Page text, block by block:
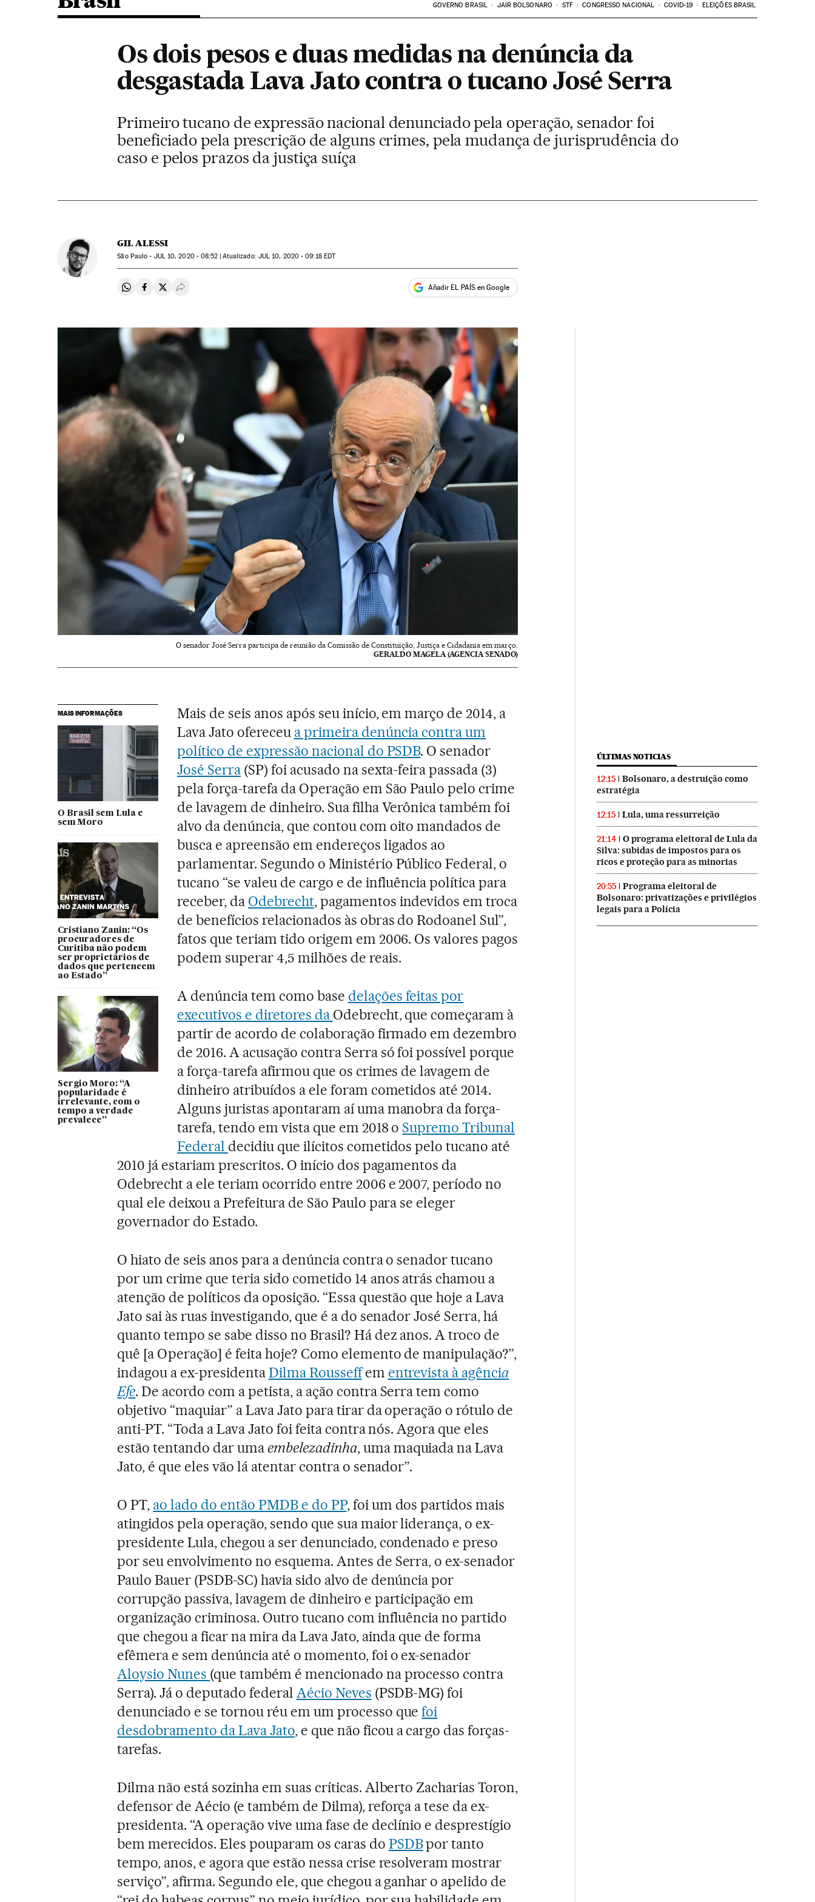
GOVERNO BRASIL JAIR BOLSONARO STF CONGRESSO NACIONAL COVID-19 ELEIÇÕES BRASIL
Os dois pesos e duas medidas na denúncia da
desgastada Lava Jato contra o tucano José Serra
Primeiro tucano de expressão nacional denunciado pela operação, senador foi
beneficiado pela prescrição de alguns crimes, pela mudança de jurisprudência do
caso e pelos prazos da justiça suíça
GIL ALESSI
São Paulo - JUL10, 2020 - 08:52 atualizado: JUL 10, 2020 - 09:18EDT
Compartir en Whatsapp
Compartir en Facebook
Compartir en Twitter
Desplegar Redes Sociales Añadir EL PAÍS en Google
O senador José Serra participa de reunião da Comissão de Constituição, Justiça e Cidadania em março.
GERALDO MAGELA (AGENCIA SENADO)
MAIS INFORMAÇÕES
O Brasil sem Lula e
sem Moro
Cristiano Zanin: “Os
procuradores de
Curitiba não podem
ser proprietários de
dados que pertencem
ao Estado”
Sergio Moro: “A
popularidade é
irrelevante, com o
tempo a verdade
prevalece”
Mais de seis anos após seu início, em março de 2014, a
Lava Jato ofereceu a primeira denúncia contra um
político de expressão nacional do PSDB. O senador
José Serra(SP) foi acusado na sexta-feira passada (3)
pela força-tarefa da Operação em São Paulo pelo crime
de lavagem de dinheiro. Sua filha Verônica também foi
alvo da denúncia, que contou com oito mandados de
busca e apreensão em endereços ligados ao
parlamentar. Segundo o Ministério Público Federal, o
tucano “se valeu de cargo e de influência política para
receber, da Odebrecht, pagamentos indevidos em troca
de benefícios relacionados às obras do Rodoanel Sul”,
fatos que teriam tido origem em 2006. Os valores pagos
podem superar 4,5 milhões de reais.
A denúncia tem como base delações feitas por
executivos e diretores da Odebrecht, que começaram à
partir de acordo de colaboração firmado em dezembro
de 2016. A acusação contra Serra só foi possível porque
a força-tarefa afirmou que os crimes de lavagem de
dinheiro atribuídos a ele foram cometidos até 2014.
Alguns juristas apontaram aí uma manobra da força-
tarefa, tendo em vista que em 2018 o Supremo Tribunal
Federal decidiu que ilícitos cometidos pelo tucano até
2010 já estariam prescritos. O início dos pagamentos da
Odebrecht a ele teriam ocorrido entre 2006 e 2007, período no
qual ele deixou a Prefeitura de São Paulo para se eleger
governador do Estado.
O hiato de seis anos para a denúncia contra o senador tucano
por um crime que teria sido cometido 14 anos atrás chamou a
atenção de políticos da oposição. “Essa questão que hoje a Lava
Jato sai às ruas investigando, que é a do senador José Serra, há
quanto tempo se sabe disso no Brasil? Há dez anos. A troco de
quê [a Operação] é feita hoje? Como elemento de manipulação?”,
indagou a ex-presidentaDilma Rousseffem entrevista à agência
Efe. De acordo com a petista, a ação contra Serra tem como
objetivo “maquiar” a Lava Jato para tirar da operação o rótulo de
anti-PT. “Toda a Lava Jato foi feita contra nós. Agora que eles
estão tentando dar uma embelezadinha, uma maquiada na Lava
Jato, é que eles vão lá atentar contra o senador”.
O PT, ao lado do então PMDB e do PP, foi um dos partidos mais
atingidos pela operação, sendo que sua maior liderança, o ex-
presidente Lula, chegou a ser denunciado, condenado e preso
por seu envolvimento no esquema. Antes de Serra, o ex-senador
Paulo Bauer (PSDB-SC) havia sido alvo de denúncia por
corrupção passiva, lavagem de dinheiro e participação em
organização criminosa. Outro tucano com influência no partido
que chegou a ficar na mira da Lava Jato, ainda que de forma
efêmera e sem denúncia até o momento, foi o ex-senador
Aloysio Nunes (que também é mencionado na processo contra
Serra). Já o deputado federal Aécio Neves (PSDB-MG) foi
denunciado e se tornou réu em um processo quefoi
desdobramento da Lava Jato, e que não ficou a cargo das forças-
tarefas.
Dilma não está sozinha em suas críticas. Alberto Zacharias Toron,
defensor de Aécio (e também de Dilma), reforça a tese da ex-
presidenta. “A operação vive uma fase de declínio e desprestígio
bem merecidos. Eles pouparam os caras do PSDBpor tanto
tempo, anos, e agora que estão nessa crise resolveram mostrar
serviço”, afirma. Segundo ele, que chegou a ganhar o apelido de
ÚLTIMAS NOTICIAS
12:15
Bolsonaro, a destruição como
estratégia
12:15 Lula, uma ressurreição
21:14
O programa eleitoral de Lula da
Silva: subidas de impostos para os
ricos e proteção para as minorias
20:55
Programa eleitoral de
Bolsonaro: privatizações e privilégios
legais para a Polícia